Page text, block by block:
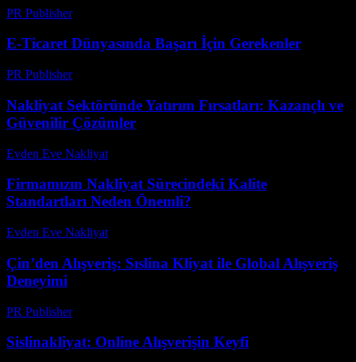
PR Publisher-
E-Ticaret Dünyasında Başarı İçin Gerekenler
PR Publisher-
Nakliyat Sektöründe Yatırım Fırsatları: Kazançlı ve
Güvenilir Çözümler
Evden Eve Nakliyat
Firmamızın Nakliyat Sürecindeki Kalite
Standartları Neden Önemli?
Evden Eve Nakliyat
Çin’den Alışveriş: Sıslina Kliyat ile Global Alışveriş
Deneyimi
PR Publisher-
Sislinakliyat: Online Alışverişin Keyfi